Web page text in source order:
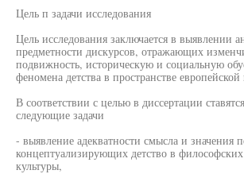
Цель п задачи исследования
Цель исследования заключается в выявлении
предметности дискурсов, отражающих
подвижность, историческую и социальную
феномена детства в пространстве европейской
В соответствии с целью в диссертации
следующие задачи
- выявление адекватности смысла и значения
концептуализирующих детство в
культуры,